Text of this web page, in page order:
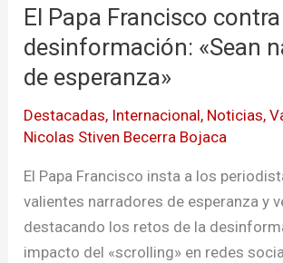
El Papa Francisco
desinformación: «Sean
de esperanza»
Destacadas, Internacional, Noticias,
Nicolas Stiven Becerra Bojaca
El Papa Francisco insta a los
valientes narradores de esperanza y
destacando los retos de la
impacto del «scrolling» en redes
Francisco
contra
la
desinformación:
«Sean
narradores
de
esperanza»